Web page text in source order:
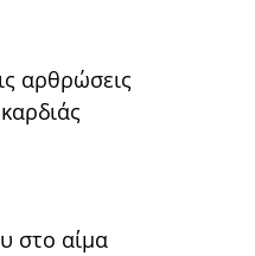
αρθρώσεις
στο αίμα